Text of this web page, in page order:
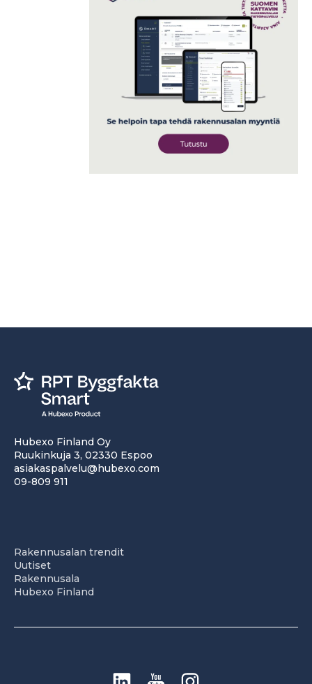
Hubexo Finland Oy
Ruukinkuja 3, 02330 Espoo
asiakaspalvelu@hubexo.com
09-809 911
Rakennusalan trendit
Uutiset
Rakennusala
Hubexo Finland